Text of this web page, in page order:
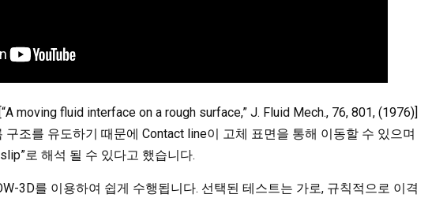
moving fluid interface on a rough surface,” J. Fluid Mech., 76, 801, (1976)]
조를 유도하기 때문에 Contact line이 고체 표면을 통해 이동할 수 있으며
로 해석 될 수 있다고 했습니다.
3D를 이용하여 쉽게 수행됩니다. 선택된 테스트는 가로, 규칙적으로 이격